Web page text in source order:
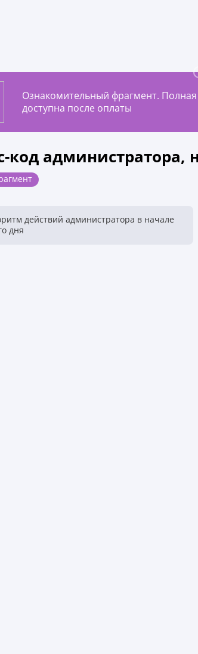
Ознакомительный фрагмент. Полная
доступна после оплаты
код
действий администратора в начале
дня